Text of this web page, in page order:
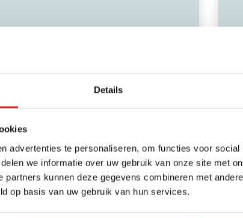
Details
advertenties te personaliseren, om functies voor social
we informatie over uw gebruik van onze site met
partners kunnen deze gegevens combineren met
op basis van uw gebruik van hun services.
de deur in huis #9 –
kopen: een
waar je doorheen moet
meer beslissingen dan bij een ‘gewoon’
Welke dat zijn? Menno…
artikel
je